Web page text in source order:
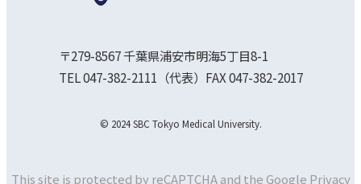
〒279-8567 千葉県浦安市明海5丁目8-1
TEL 047-382-2111（代表）FAX 047-382-2017
© 2024 SBC Tokyo Medical University.
This site is protected by reCAPTCHA and the Google Privacy